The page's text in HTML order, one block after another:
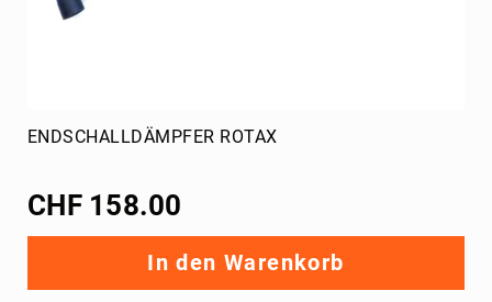
Wasserpumpe
Oel
Bremsflüssigkeit
Getriebeoel
ENDSCHALLDÄMPFER ROTAX
CHF 158.00
In den Warenkorb